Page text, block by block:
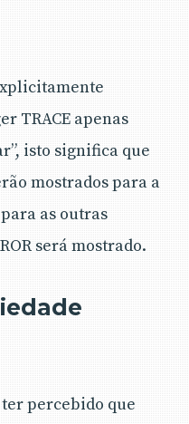
TRACE apenas
isto significa que
mostrados para a
as outras
será mostrado.
ter percebido que